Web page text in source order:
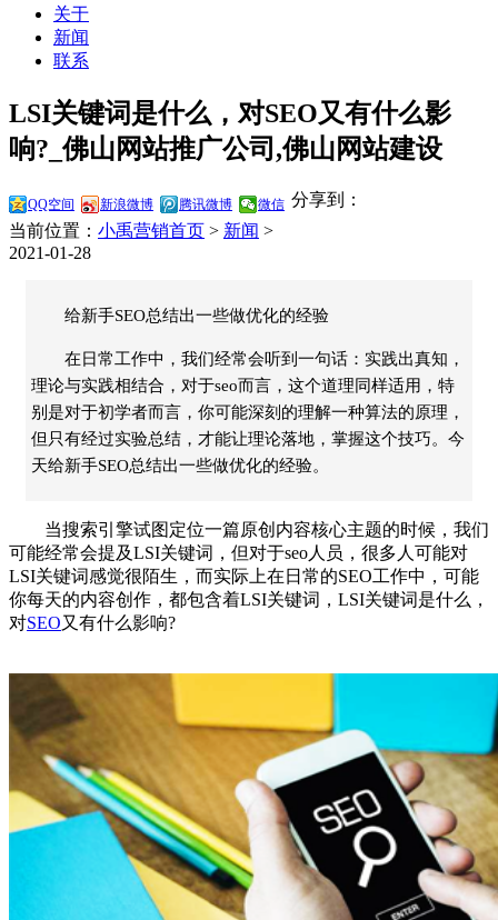
关于
新闻
联系
LSI关键词是什么，对SEO又有什么影
响?_佛山网站推广公司,佛山网站建设
分享到：
QQ空间 新浪微博 腾讯微博 微信
当前位置： 小禹营销首页 > 新闻 >
2021-01-28
给新手SEO总结出一些做优化的经验
在日常工作中，我们经常会听到一句话：实践出真知，
理论与实践相结合，对于seo而言，这个道理同样适用，特
别是对于初学者而言，你可能深刻的理解一种算法的原理，
但只有经过实验总结，才能让理论落地，掌握这个技巧。今
天给新手SEO总结出一些做优化的经验。
当搜索引擎试图定位一篇原创内容核心主题的时候，我们
可能经常会提及LSI关键词，但对于seo人员，很多人可能对
LSI关键词感觉很陌生，而实际上在日常的SEO工作中，可能
你每天的内容创作，都包含着LSI关键词，LSI关键词是什么，
对SEO又有什么影响?